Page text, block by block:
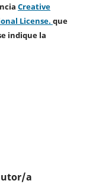
Creative
License. que
indique la
a